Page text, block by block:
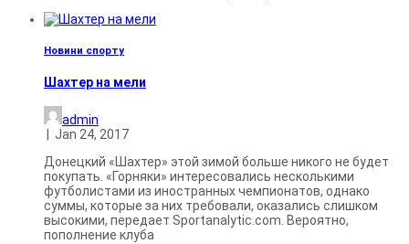
Новини спорту
Шахтер на мели
admin
Jan 24, 2017
Донецкий «Шахтер» этой зимой больше никого не будет
покупать. «Горняки» интересовались несколькими
футболистами из иностранных чемпионатов, однако
суммы, которые за них требовали, оказались слишком
высокими, передает Sportanalytic.com. Вероятно,
пополнение клуба